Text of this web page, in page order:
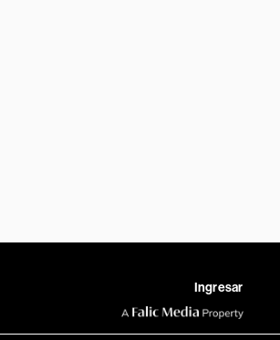
Ingresar